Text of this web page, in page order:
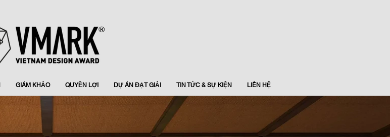
GIÁM KHẢO QUYỀN LỢI DỰ ÁN ĐẠT GIẢI TIN TỨC & SỰ KIỆN LIÊN HỆ